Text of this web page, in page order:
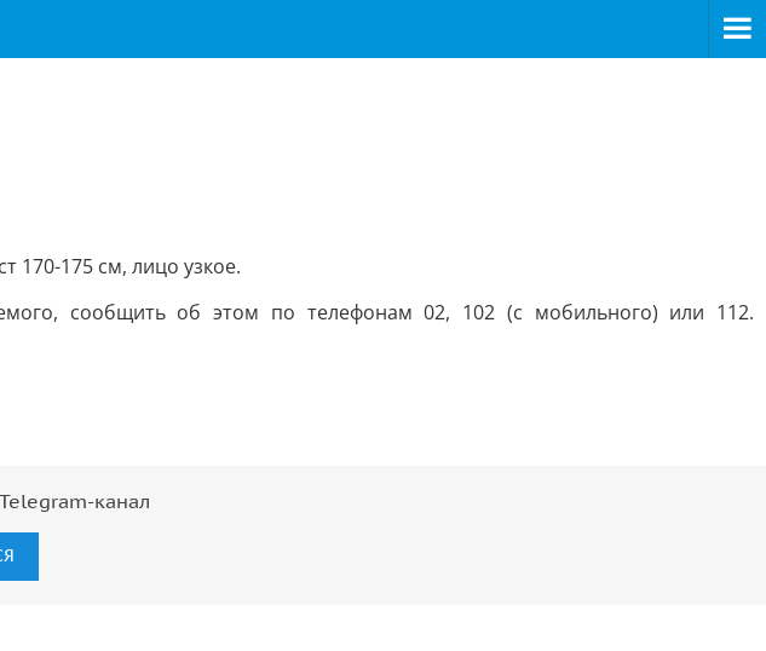
170-175 см, лицо узкое.
сообщить об этом по телефонам 02, 102 (с мобильного) или 112.
канал